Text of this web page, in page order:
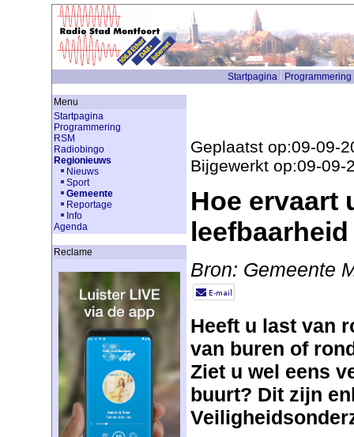
Startpagina Programmering
Menu
Startpagina
Programmering
RSM
Radiobingo
Regionieuws
Nieuws
Sport
Gemeente
Reportage
Info
Agenda
Reclame
Geplaatst op:09-09-
Bijgewerkt op:09-09-
Hoe ervaart
Bron: Gemeente
Heeft u last van
van buren of
Ziet u wel eens
buurt? Dit zijn